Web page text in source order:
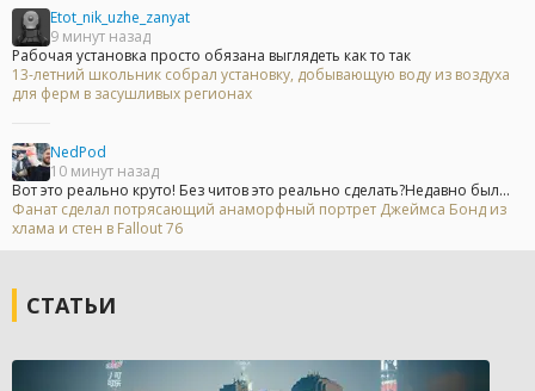
Etot_nik_uzhe_zanyat
9 минут назад
Рабочая установка просто обязана выглядеть как то так
13-летний школьник собрал установку, добывающую воду из воздуха
для ферм в засушливых регионах
NedPod
10 минут назад
Вот это реально круто! Без читов это реально сделать?Недавно был...
Фанат сделал потрясающий анаморфный портрет Джеймса Бонд из
хлама и стен в Fallout 76
СТАТЬИ